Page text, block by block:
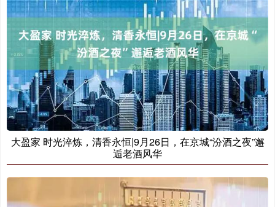
大盈家 时光淬炼，清香永恒|9月26日，在京城“汾酒之夜”邂
逅老酒风华